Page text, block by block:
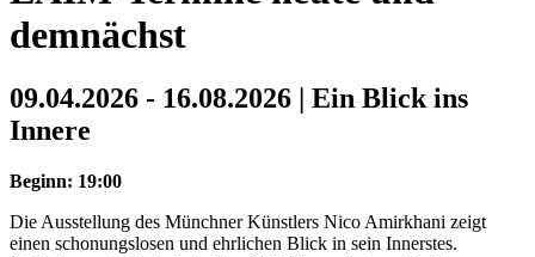
demnächst
09.04.2026 - 16.08.2026 | Ein Blick ins
Innere
Beginn: 19:00
Die Ausstellung des Münchner Künstlers Nico Amirkhani zeigt
einen schonungslosen und ehrlichen Blick in sein Innerstes.